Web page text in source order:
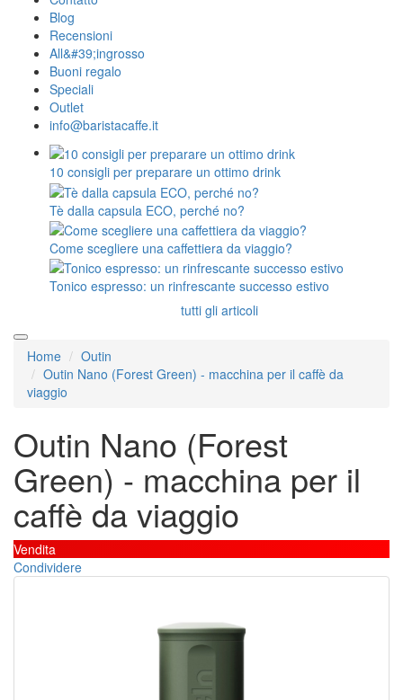
Blog
Recensioni
All&#39;ingrosso
Buoni regalo
Speciali
Outlet
info@baristacaffe.it
10 consigli per preparare un ottimo drink
Tè dalla capsula ECO, perché no?
Come scegliere una caffettiera da viaggio?
Tonico espresso: un rinfrescante successo estivo
tutti gli articoli
Home
Outin
Outin Nano (Forest Green) - macchina per il caffè da
viaggio
Outin Nano (Forest
Green) - macchina per il
caffè da viaggio
Vendita
Condividere